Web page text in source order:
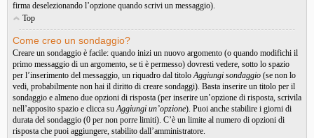
firma deselezionando l’opzione quando scrivi un messaggio).
Top
Come creo un sondaggio?
Creare un sondaggio è facile: quando inizi un nuovo argomento (o quando modifichi il
primo messaggio di un argomento, se ti è permesso) dovresti vedere, sotto lo spazio
per l’inserimento del messaggio, un riquadro dal titoloAggiungi sondaggio (se non lo
vedi, probabilmente non hai il diritto di creare sondaggi). Basta inserire un titolo per il
sondaggio e almeno due opzioni di risposta (per inserire un’opzione di risposta, scrivila
nell’apposito spazio e clicca suAggiungi un’opzione). Puoi anche stabilire i giorni di
durata del sondaggio (0 per non porre limiti). C’è un limite al numero di opzioni di
risposta che puoi aggiungere, stabilito dall’amministratore.